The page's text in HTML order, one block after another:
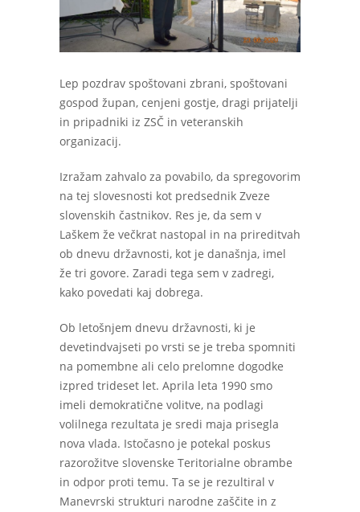
Lep pozdrav spoštovani zbrani, spoštovani
gospod župan, cenjeni gostje, dragi prijatelji
in pripadniki iz ZSČ in veteranskih
organizacij.
Izražam zahvalo za povabilo, da spregovorim
na tej slovesnosti kot predsednik Zveze
slovenskih častnikov. Res je, da sem v
Laškem že večkrat nastopal in na prireditvah
ob dnevu državnosti, kot je današnja, imel
že tri govore. Zaradi tega sem v zadregi,
kako povedati kaj dobrega.
Ob letošnjem dnevu državnosti, ki je
devetindvajseti po vrsti se je treba spomniti
na pomembne ali celo prelomne dogodke
izpred trideset let. Aprila leta 1990 smo
imeli demokratične volitve, na podlagi
volilnega rezultata je sredi maja prisegla
nova vlada. Istočasno je potekal poskus
razorožitve slovenske Teritorialne obrambe
in odpor proti temu. Ta se je rezultiral v
Manevrski strukturi narodne zaščite in z